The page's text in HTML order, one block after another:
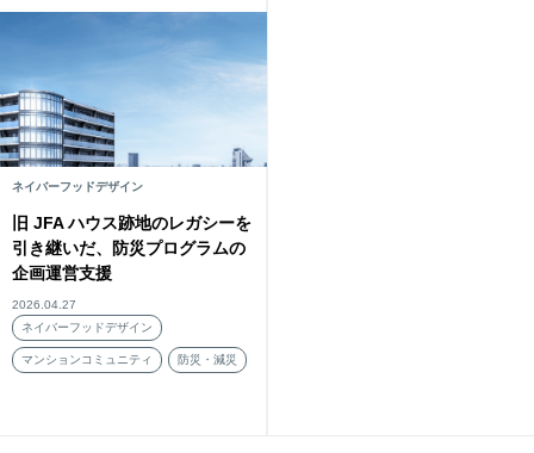
ネイバーフッドデザイン
旧 JFA ハウス跡地のレガシーを
引き継いだ、防災プログラムの
企画運営支援
2026.04.27
ネイバーフッドデザイン
マンションコミュニティ 防災・減災